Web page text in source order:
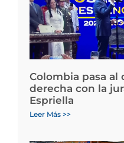
Colombia pasa al
derecha con la
Espriella
Leer Más >>